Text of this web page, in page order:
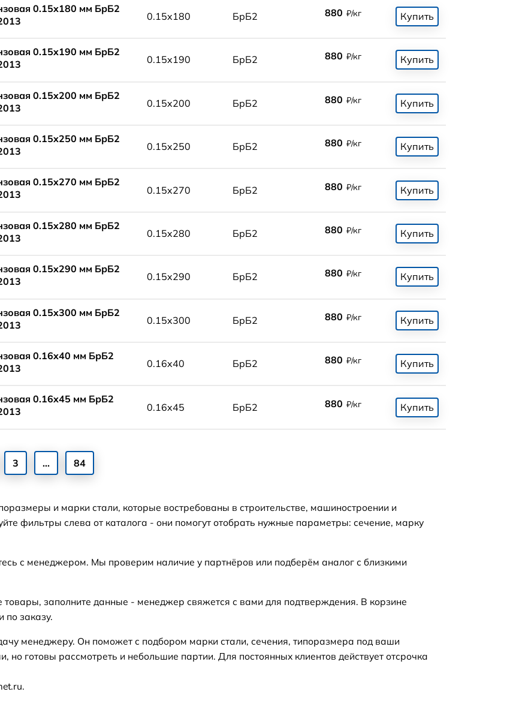
0.15x180 мм БрБ2
0.15x180 БрБ2 880 ₽/кг Купить
0.15x190 мм БрБ2
0.15x190 БрБ2 880 ₽/кг Купить
0.15x200 мм БрБ2
0.15x200 БрБ2 880 ₽/кг Купить
0.15x250 мм БрБ2
0.15x250 БрБ2 880 ₽/кг Купить
0.15x270 мм БрБ2
0.15x270 БрБ2 880 ₽/кг Купить
0.15x280 мм БрБ2
0.15x280 БрБ2 880 ₽/кг Купить
0.15x290 мм БрБ2
0.15x290 БрБ2 880 ₽/кг Купить
0.15x300 мм БрБ2
0.15x300 БрБ2 880 ₽/кг Купить
0.16x40 мм БрБ2
0.16x40 БрБ2 880 ₽/кг Купить
0.16x45 мм БрБ2
0.16x45 БрБ2 880 ₽/кг Купить
3 ... 84
и марки стали, которые востребованы в строительстве, машиностроении и
фильтры слева от каталога - они помогут отобрать нужные параметры: сечение, марку
с менеджером. Мы проверим наличие у партнёров или подберём аналог с близкими
заполните данные - менеджер свяжется с вами для подтверждения. В корзине
по заказу.
менеджеру. Он поможет с подбором марки стали, сечения, типоразмера под ваши
готовы рассмотреть и небольшие партии. Для постоянных клиентов действует отсрочка